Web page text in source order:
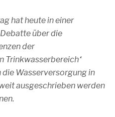
hat heute in einer
über die
der
Trinkwasserbereich“
Wasserversorgung in
ausgeschrieben werden